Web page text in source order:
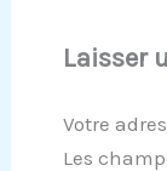
Laisser
Votre
Les